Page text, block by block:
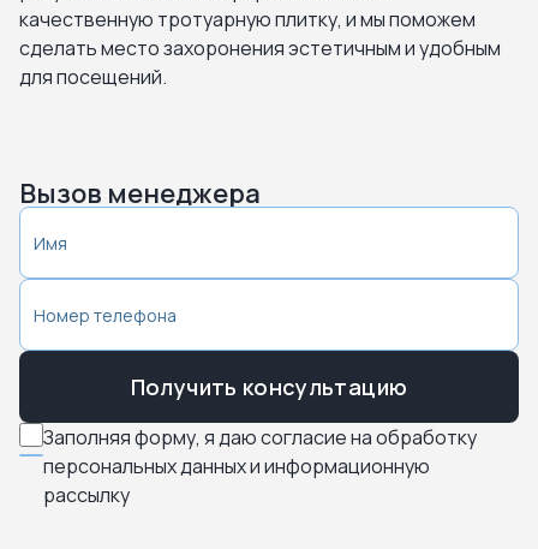
качественную тротуарную плитку, и мы поможем
сделать место захоронения эстетичным и удобным
для посещений.
Вызов менеджера
Заполняя форму, я даю согласие на обработку
персональных данных и информационную
рассылку
Получить консультацию